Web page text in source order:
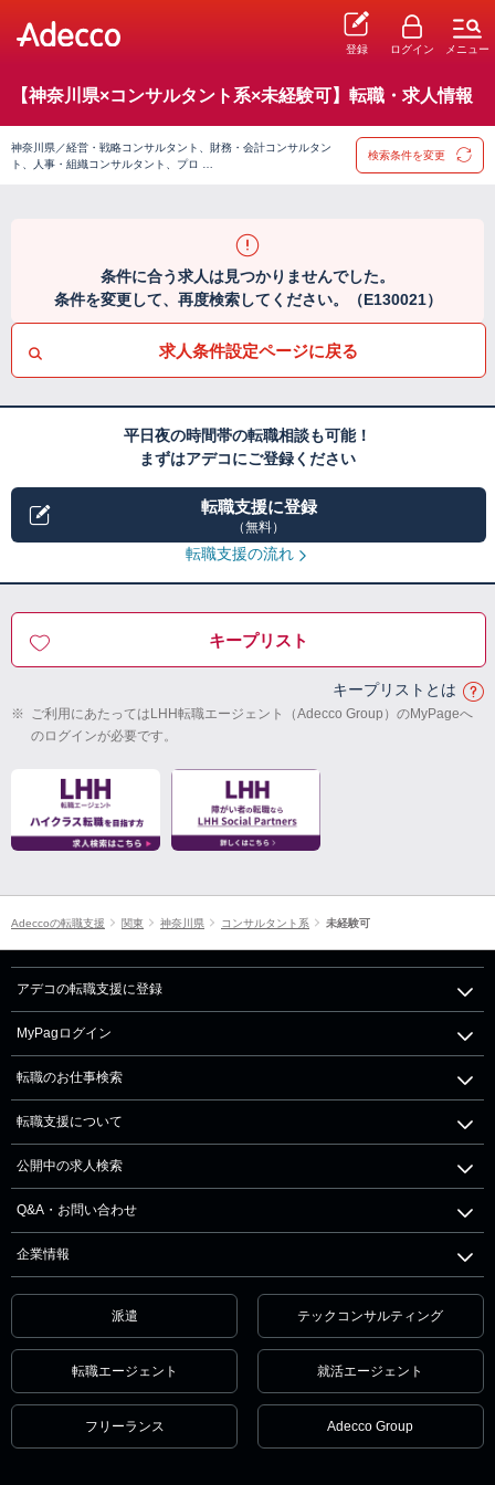
登録 ログイン メニュー
【神奈川県×コンサルタント系×未経験可】転職・求人情報
神奈川県／経営・戦略コンサルタント、財務・会計コンサルタン
ト、人事・組織コンサルタント、プロ …
検索条件を変更
条件に合う求人は見つかりませんでした。
条件を変更して、再度検索してください。（E130021）
求人条件設定ページに戻る
平日夜の時間帯の転職相談も可能！
まずはアデコにご登録ください
転職支援に登録
（無料）
転職支援の流れ
キープリスト
キープリストとは
※ ご利用にあたってはLHH転職エージェント（Adecco Group）のMyPageへ
のログインが必要です。
Adeccoの転職支援 関東 神奈川県 コンサルタント系 未経験可
アデコの転職支援に登録
MyPagログイン
転職のお仕事検索
転職支援について
公開中の求人検索
Q&A・お問い合わせ
企業情報
派遣 テックコンサルティング
転職エージェント 就活エージェント
フリーランス Adecco Group